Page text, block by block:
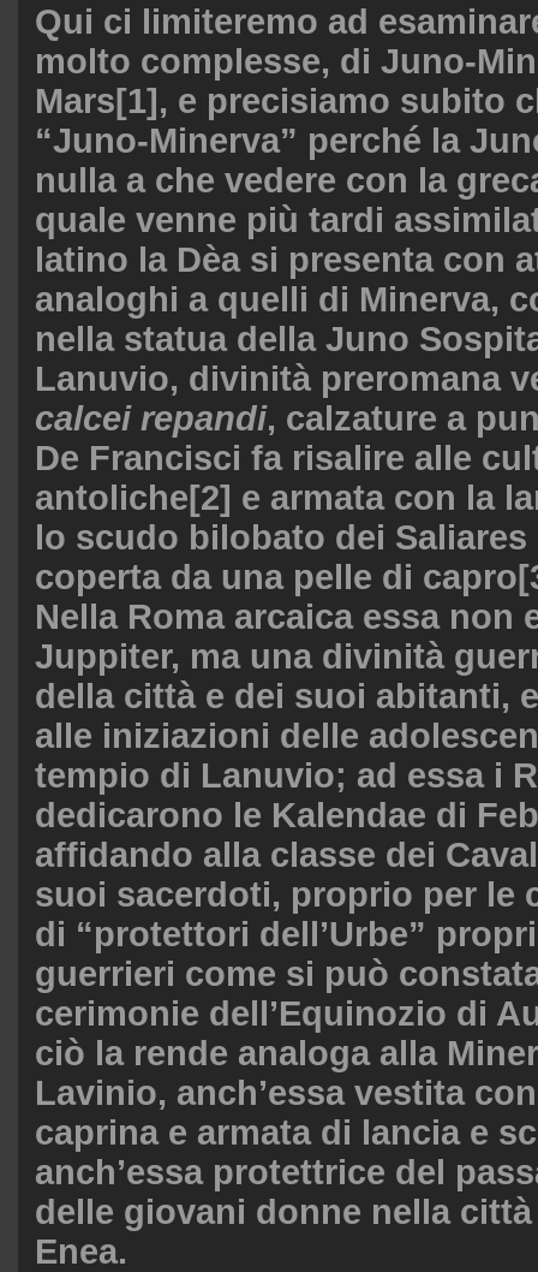
Qui ci limiteremo ad
molto complesse, di Juno-
Mars[1], e precisiamo subito
“Juno-Minerva” perché la
nulla a che vedere con la
quale venne più tardi
latino la Dèa si presenta con
analoghi a quelli di Minerva,
nella statua della Juno
Lanuvio, divinità preromana
calcei repandi, calzature a
De Francisci fa risalire alle
antoliche[2] e armata con la
lo scudo bilobato dei Saliares
coperta da una pelle di capro
Nella Roma arcaica essa non
Juppiter, ma una divinità
della città e dei suoi abitanti,
alle iniziazioni delle
tempio di Lanuvio; ad essa i
dedicarono le Kalendae di
affidando alla classe dei
suoi sacerdoti, proprio per le
di “protettori dell’Urbe”
guerrieri come si può
cerimonie dell’Equinozio di
ciò la rende analoga alla
Lavinio, anch’essa vestita
caprina e armata di lancia e
anch’essa protettrice del
delle giovani donne nella
Enea.